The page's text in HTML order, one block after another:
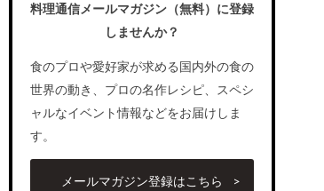
料理通信メールマガジン（無料）に登録
しませんか？
食のプロや愛好家が求める国内外の食の
世界の動き、プロの名作レシピ、スペシ
ャルなイベント情報などをお届けしま
す。
メールマガジン登録はこちら